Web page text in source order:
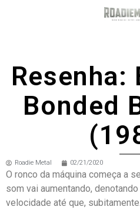
Resenha:
Bonded
Roadie Metal 02/21/2020
O ronco da máquina começa a
som vai aumentando,
velocidade até que,